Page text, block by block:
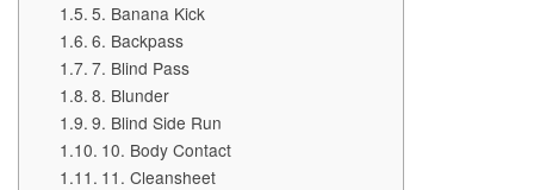
5. Banana Kick
6. Backpass
7. Blind Pass
8. Blunder
9. Blind Side Run
10. Body Contact
11. Cleansheet